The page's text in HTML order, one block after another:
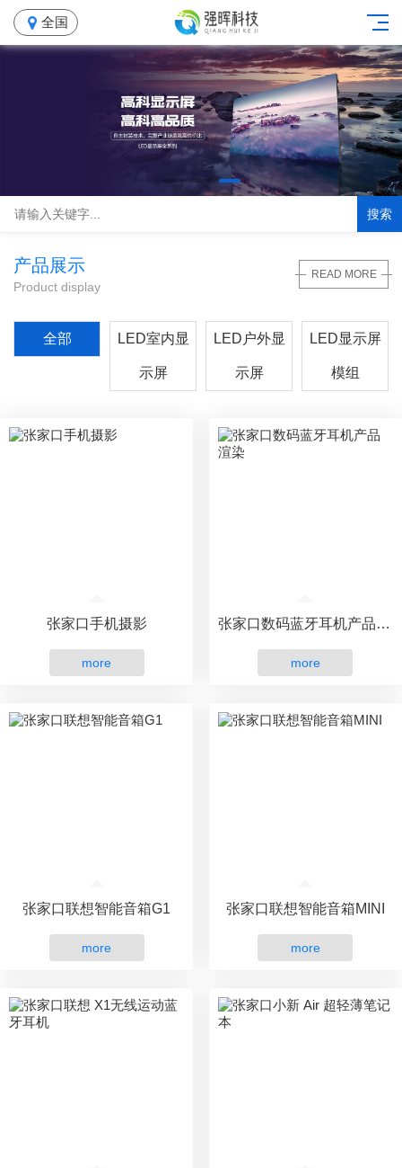
全国
搜索
产品展示
Product display
READ MORE
全部 LED室内显
示屏
LED户外显
示屏
LED显示屏
模组
张家口手机摄影
more
张家口数码蓝牙耳机产品渲染
more
张家口联想智能音箱G1
more
张家口联想智能音箱MINI
more